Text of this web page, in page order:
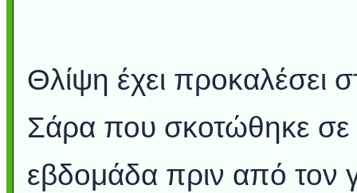
Θλίψη έχει προκαλέσει
Σάρα που σκοτώθηκε σε
εβδομάδα πριν από τον